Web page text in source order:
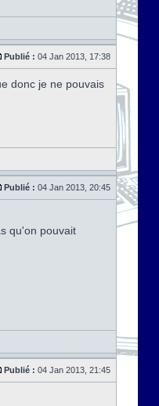
Publié : 04 Jan 2013, 17:38
donc je ne pouvais
Publié : 04 Jan 2013, 20:45
qu'on pouvait
Publié : 04 Jan 2013, 21:45